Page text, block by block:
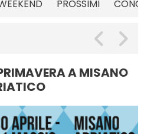
PROSSIMI
A MISANO